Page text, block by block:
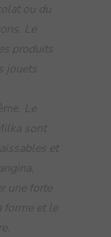
ou du
Le
produits
jouets
Le
sont
et
une forte
forme et le